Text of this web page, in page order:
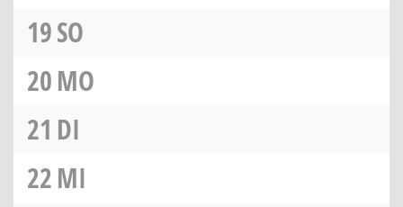
19SO
20MO
21 DI
22MI